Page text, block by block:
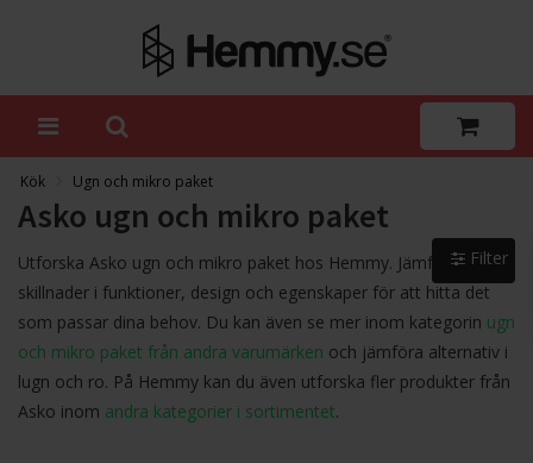
Kök Ugn och mikro paket
Asko ugn och mikro paket
Utforska Asko ugn och mikro paket hos Hemmy. Jämför och se
skillnader i funktioner, design och egenskaper för att hitta det
som passar dina behov. Du kan även se mer inom kategorin ugn
och mikro paket från andra varumärken och jämföra alternativ i
lugn och ro. På Hemmy kan du även utforska fler produkter från
Asko inom andra kategorier i sortimentet.
Filter